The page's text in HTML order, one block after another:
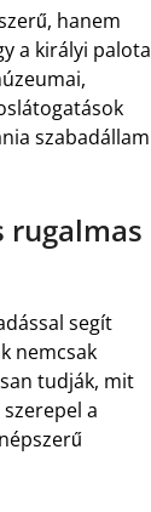
hanem
a királyi palota
szabadállam
rugalmas
segít
nemcsak
tudják, mit
a